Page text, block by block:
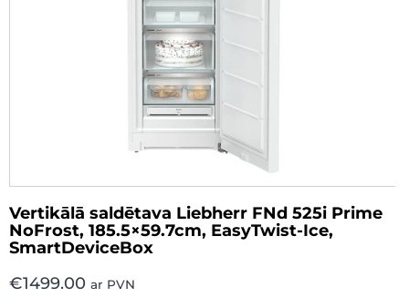
Vertikālā saldētava Liebherr FNd 525i Prime
NoFrost, 185.5×59.7cm, EasyTwist-Ice,
SmartDeviceBox
€1499.00 ar PVN